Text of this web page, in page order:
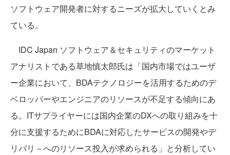
ソフトウェア開発者に対するニーズが拡大していくとみ
ている。
IDC Japan ソフトウェア＆セキュリティのマーケット
アナリストである草地慎太郎氏は「国内市場ではユーザ
ー企業において、BDAテクノロジーを活用するためのデ
ベロッパーやエンジニアのリソースが不足する傾向にあ
る。ITサプライヤーには国内企業のDXへの取り組みを十
分に支援するためにBDAに対応したサービスの開発やデ
リバリ－へのリソース投入が求められる」と分析してい